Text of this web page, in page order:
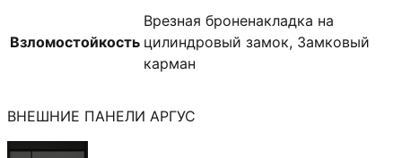
Взломостойкость
Врезная броненакладка на
цилиндровый замок, Замковый
карман
ВНЕШНИЕ ПАНЕЛИ АРГУС